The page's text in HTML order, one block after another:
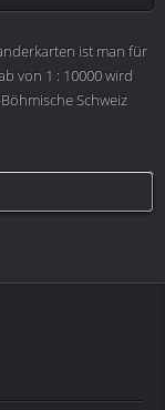
ist man für
von 1 : 10000 wird
Schweiz